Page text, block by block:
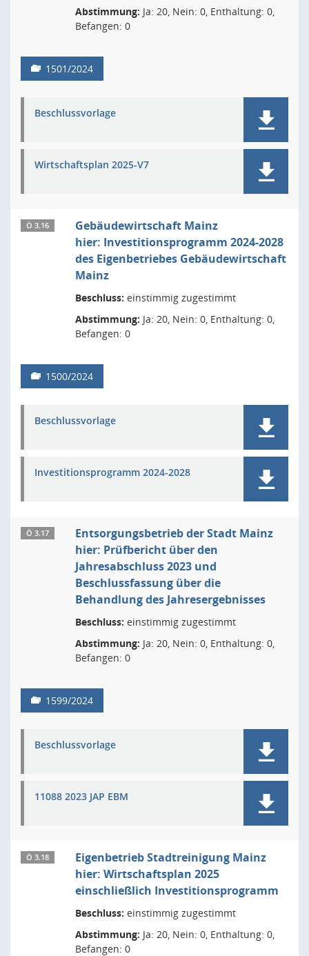
Abstimmung: Ja: 20, Nein: 0, Enthaltung: 0,
Befangen: 0
1501/2024
Beschlussvorlage
Wirtschaftsplan 2025-V7
Ö 3.16
Gebäudewirtschaft Mainz
hier: Investitionsprogramm 2024-2028
des Eigenbetriebes Gebäudewirtschaft
Mainz
Beschluss: einstimmig zugestimmt
Abstimmung: Ja: 20, Nein: 0, Enthaltung: 0,
Befangen: 0
1500/2024
Beschlussvorlage
Investitionsprogramm 2024-2028
Ö 3.17
Entsorgungsbetrieb der Stadt Mainz
hier: Prüfbericht über den
Jahresabschluss 2023 und
Beschlussfassung über die
Behandlung des Jahresergebnisses
Beschluss: einstimmig zugestimmt
Abstimmung: Ja: 20, Nein: 0, Enthaltung: 0,
Befangen: 0
1599/2024
Beschlussvorlage
11088 2023 JAP EBM
Ö 3.18
Eigenbetrieb Stadtreinigung Mainz
hier: Wirtschaftsplan 2025
einschließlich Investitionsprogramm
Beschluss: einstimmig zugestimmt
Abstimmung: Ja: 20, Nein: 0, Enthaltung: 0,
Befangen: 0